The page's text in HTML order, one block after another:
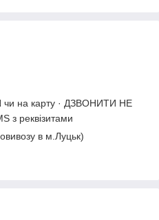
чи на карту · ДЗВОНИТИ НЕ
з реквізитами
в м.Луцьк)